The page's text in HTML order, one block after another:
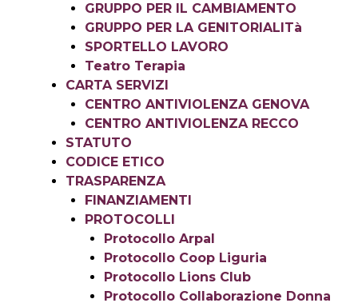
GRUPPO PER IL CAMBIAMENTO
GRUPPO PER LA GENITORIALITà
SPORTELLO LAVORO
Teatro Terapia
CARTA SERVIZI
CENTRO ANTIVIOLENZA GENOVA
CENTRO ANTIVIOLENZA RECCO
STATUTO
CODICE ETICO
TRASPARENZA
FINANZIAMENTI
PROTOCOLLI
Protocollo Arpal
Protocollo Coop Liguria
Protocollo Lions Club
Protocollo Collaborazione Donna